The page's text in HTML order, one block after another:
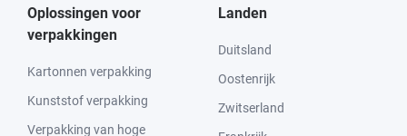
Oplossingen voor
verpakkingen
Kartonnen verpakking
Kunststof verpakking
Verpakking van hoge
Landen
Duitsland
Oostenrijk
Zwitserland